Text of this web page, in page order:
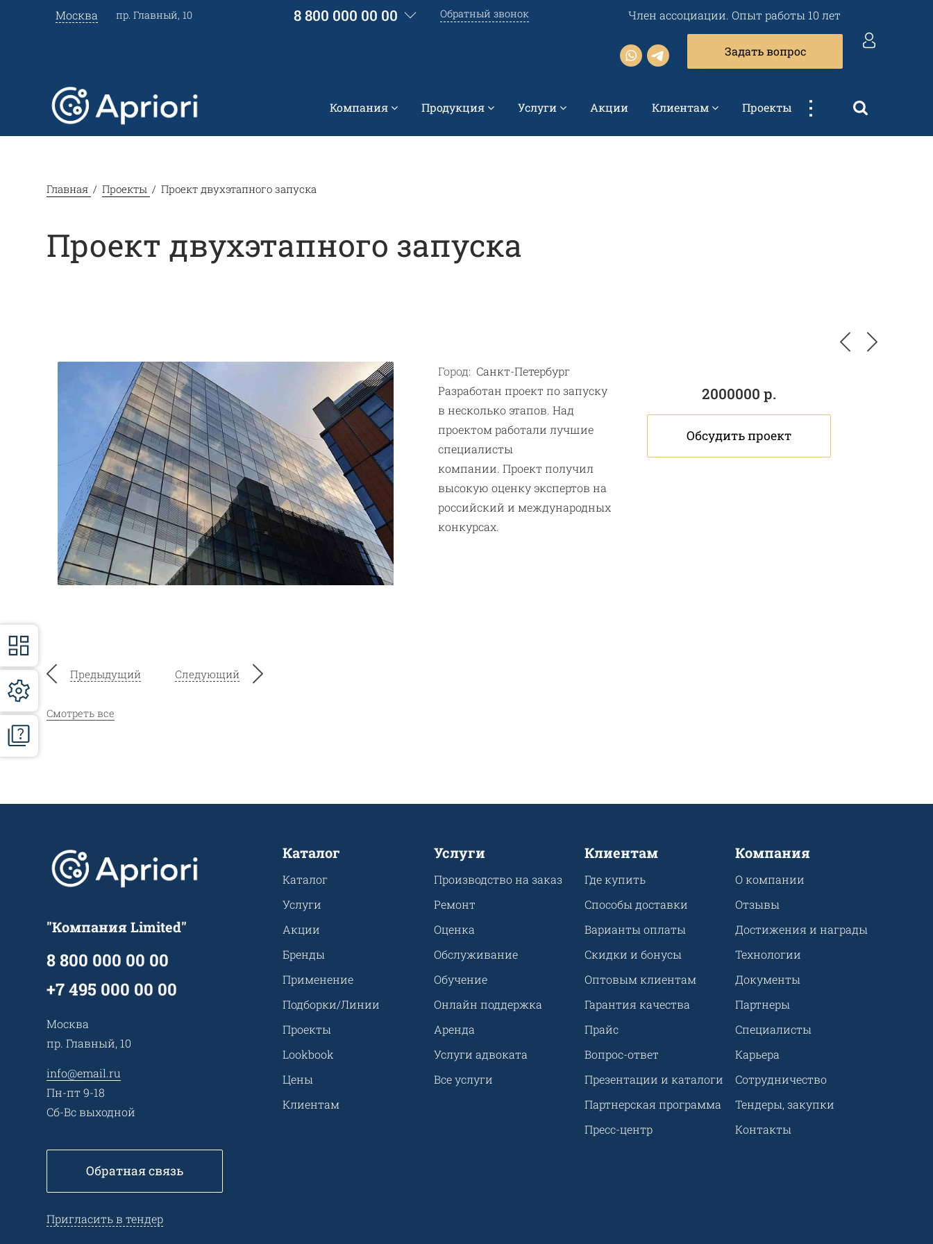
Москва пр. Главный, 10 8 800 000 00 00 Обратный звонок Член ассоциации. Опыт работы 10 лет
Задать вопрос
Компания Продукция Услуги Акции Клиентам Проекты ...
Главная Проекты Проект двухэтапного запуска
Проект двухэтапного запуска
2000000 р.
Обсудить проект
Город: Санкт-Петербург
Разработан проект по запуску
в несколько этапов. Над
проектом работали лучшие
специалисты
компании. Проект получил
высокую оценку экспертов на
российский и международных
конкурсах.
Предыдущий Следующий
Смотреть все
"Компания Limited"
8 800 000 00 00
+7 495 000 00 00
Москва
пр. Главный, 10
info@email.ru
Пн-пт 9-18
Сб-Вс выходной
Обратная связь
Пригласить в тендер
Каталог
Каталог
Услуги
Акции
Бренды
Применение
Подборки/Линии
Проекты
Lookbook
Цены
Клиентам
Услуги
Производство на заказ
Ремонт
Оценка
Обслуживание
Обучение
Онлайн поддержка
Аренда
Услуги адвоката
Все услуги
Клиентам
Где купить
Способы доставки
Варианты оплаты
Скидки и бонусы
Оптовым клиентам
Гарантия качества
Прайс
Вопрос-ответ
Презентации и каталоги
Партнерская программа
Пресс-центр
Компания
О компании
Отзывы
Достижения и награды
Технологии
Документы
Партнеры
Специалисты
Карьера
Сотрудничество
Тендеры, закупки
Контакты